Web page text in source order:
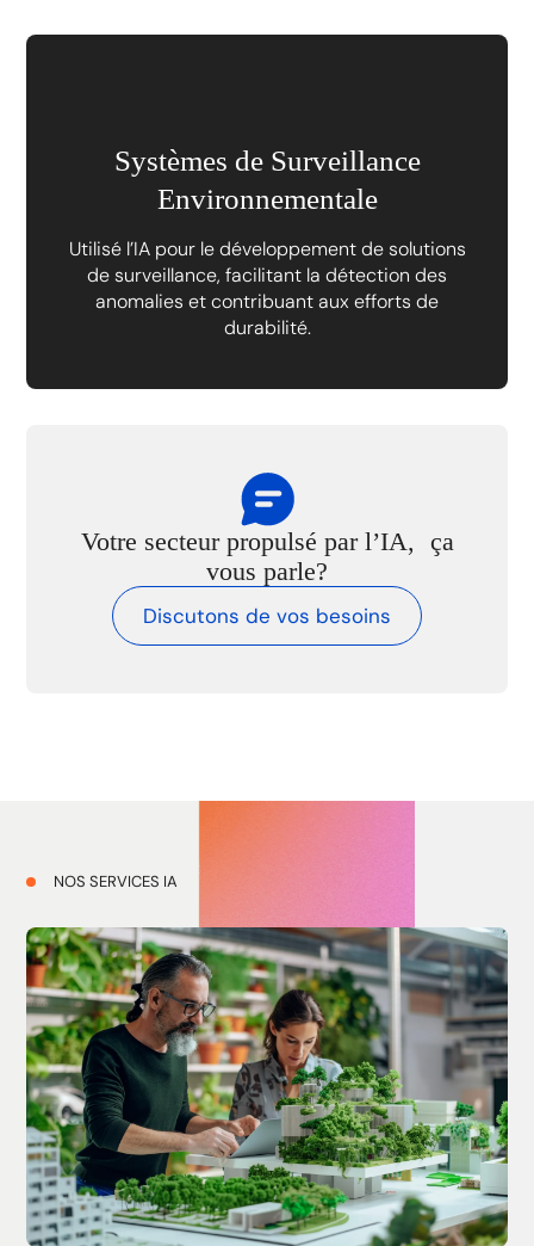
Systèmes de Surveillance
Environnementale
Utilisé l’IA pour le développement de solutions
de surveillance, facilitant la détection des
anomalies et contribuant aux efforts de
durabilité.
Votre secteur propulsé par l’IA, ça
vous parle?
Discutons de vos besoins
NOS SERVICES IA